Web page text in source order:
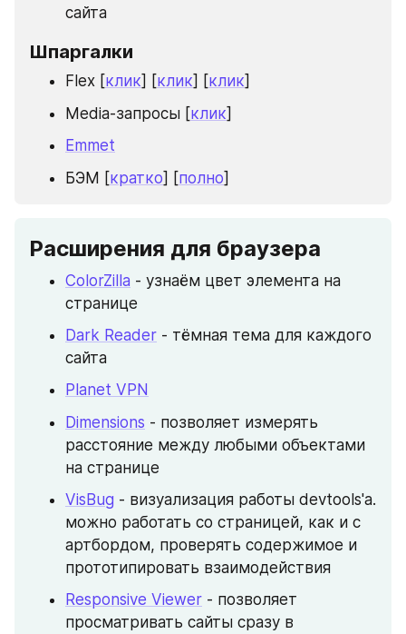
сайта
Шпаргалки
Flex [клик] [клик] [клик]
Media-запросы [клик]
Emmet
БЭМ [кратко] [полно]
Расширения для браузера
ColorZilla - узнаём цвет элемента на
странице
Dark Reader - тёмная тема для каждого
сайта
Planet VPN
Dimensions - позволяет измерять
расстояние между любыми объектами
на странице
VisBug - визуализация работы devtools'a.
можно работать со страницей, как и с
артбордом, проверять содержимое и
прототипировать взаимодействия
Responsive Viewer - позволяет
просматривать сайты сразу в